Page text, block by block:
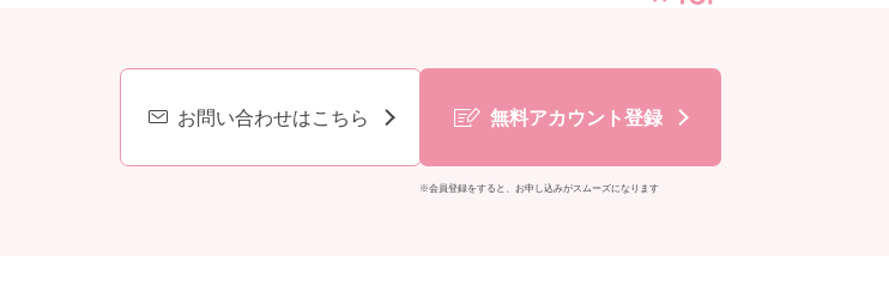
お問い合わせはこちら 無料アカウント登録
※会員登録をすると、お申し込みがスムーズになります